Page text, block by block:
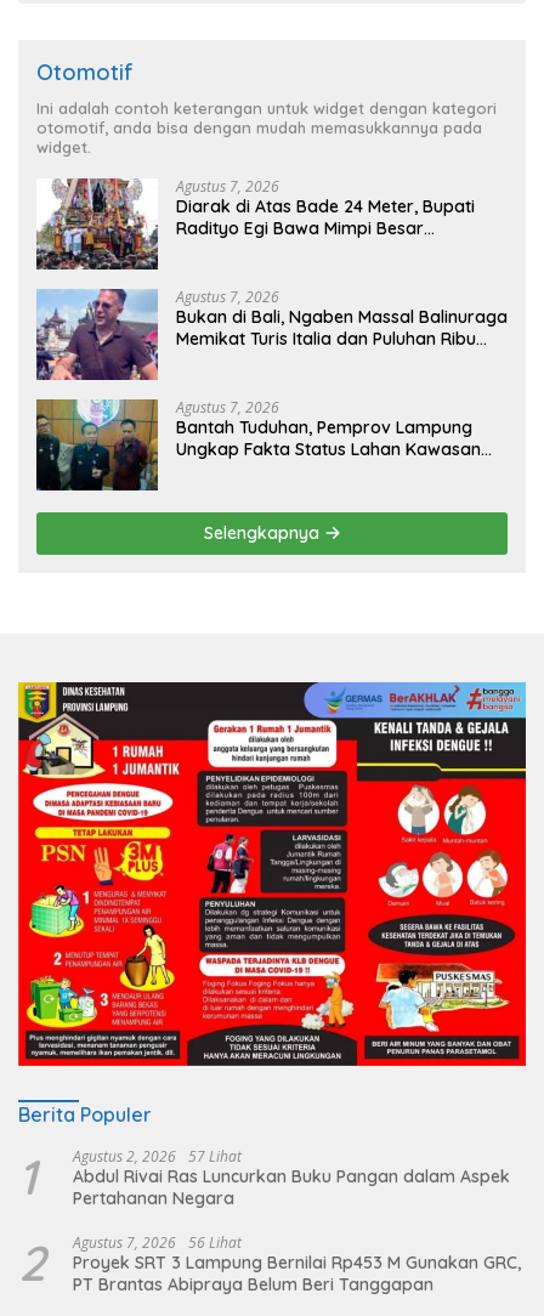
Otomotif
Ini adalah contoh keterangan untuk widget dengan kategori
otomotif, anda bisa dengan mudah memasukkannya pada
widget.
Agustus 7, 2026
Diarak di Atas Bade 24 Meter, Bupati
Radityo Egi Bawa Mimpi Besar
Agustus 7, 2026
Bukan di Bali, Ngaben Massal Balinuraga
Memikat Turis Italia dan Puluhan Ribu
Agustus 7, 2026
Bantah Tuduhan, Pemprov Lampung
Ungkap Fakta Status Lahan Kawasan
Selengkapnya
Berita Populer
1 Agustus 2, 2026 57 Lihat
Abdul Rivai Ras Luncurkan Buku Pangan dalam Aspek
Pertahanan Negara
2 Agustus 7, 2026 56 Lihat
Proyek SRT 3 Lampung Bernilai Rp453 M Gunakan GRC,
PT Brantas Abipraya Belum Beri Tanggapan